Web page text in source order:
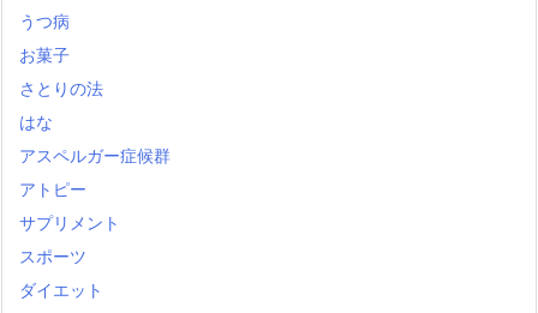
うつ病
お菓子
さとりの法
はな
アスペルガー症候群
アトピー
サプリメント
スポーツ
ダイエット